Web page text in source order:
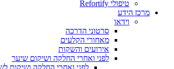
טיפולי Refortify
מרכז הידע
וידאו
סרטוני הדרכה
מאחורי הקלעים
אירועים והשקות
לפני ואחרי החלקה ושיקום שיער
לפני ואחרי החלקה ושיקום